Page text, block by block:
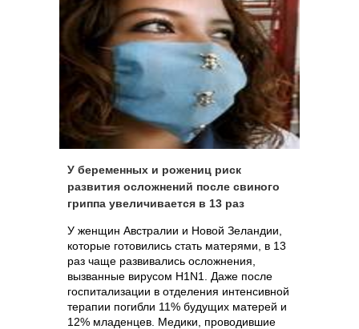
У беременных и рожениц риск
развития осложнений после свиного
гриппа увеличивается в 13 раз
У женщин Австралии и Новой Зеландии,
которые готовились стать матерями, в 13
раз чаще развивались осложнения,
вызванные вирусом H1N1. Даже после
госпитализации в отделения интенсивной
терапии погибли 11% будущих матерей и
12% младенцев. Медики, проводившие